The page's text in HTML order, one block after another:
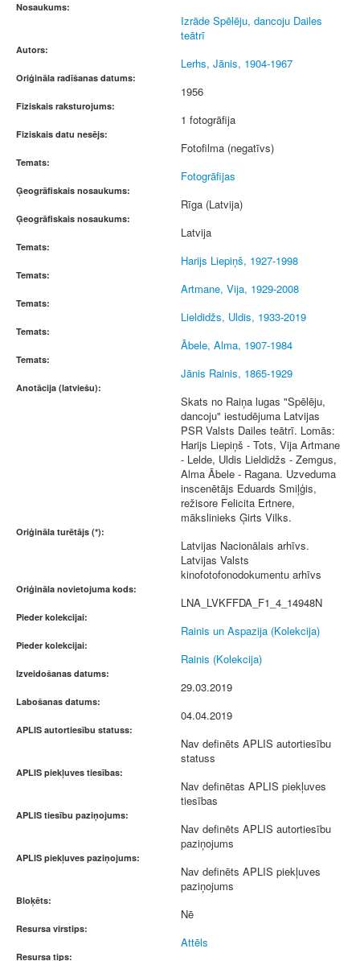
Nosaukums:
Izrāde Spēlēju, dancoju Dailes
teātrī
Autors:
Lerhs, Jānis, 1904-1967
Oriģināla radīšanas datums:
1956
Fiziskais raksturojums:
1 fotogrāfija
Fiziskais datu nesējs:
Fotofilma (negatīvs)
Temats:
Fotogrāfijas
Ģeogrāfiskais nosaukums:
Rīga (Latvija)
Ģeogrāfiskais nosaukums:
Latvija
Temats:
Harijs Liepiņš, 1927-1998
Temats:
Artmane, Vija, 1929-2008
Temats:
Lieldidžs, Uldis, 1933-2019
Temats:
Ābele, Alma, 1907-1984
Temats:
Jānis Rainis, 1865-1929
Anotācija (latviešu):
Skats no Raiņa lugas "Spēlēju,
dancoju" iestudējuma Latvijas
PSR Valsts Dailes teātrī. Lomās:
Harijs Liepiņš - Tots, Vija Artmane
- Lelde, Uldis Lieldidžs - Zemgus,
Alma Ābele - Ragana. Uzveduma
inscenētājs Eduards Smiļģis,
režisore Felicita Ertnere,
mākslinieks Ģirts Vilks.
Oriģināla turētājs (*):
Latvijas Nacionālais arhīvs.
Latvijas Valsts
kinofotofonodokumentu arhīvs
Oriģināla novietojuma kods:
LNA_LVKFFDA_F1_4_14948N
Pieder kolekcijai:
Rainis un Aspazija (Kolekcija)
Pieder kolekcijai:
Rainis (Kolekcija)
Izveidošanas datums:
29.03.2019
Labošanas datums:
04.04.2019
APLIS autortiesību statuss:
Nav definēts APLIS autortiesību
statuss
APLIS piekļuves tiesības:
Nav definētas APLIS piekļuves
tiesības
APLIS tiesību paziņojums:
Nav definēts APLIS autortiesību
paziņojums
APLIS piekļuves paziņojums:
Nav definēts APLIS piekļuves
paziņojums
Bloķēts:
Nē
Resursa virstips:
Attēls
Resursa tips: